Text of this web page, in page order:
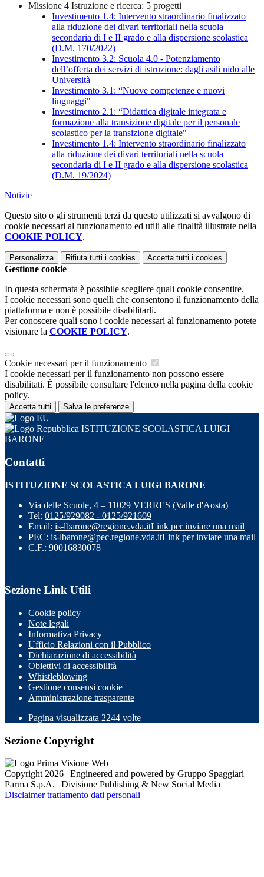
Missione 4 Istruzione e ricerca: 5 progetti
Investimento 1.4: Intervento straordinario finalizzato
alla riduzione dei divari territoriali nella scuola
secondaria di I e II grado e alla dispersione scolastica
(D.M. 170/2022)
Investimento 3.2: Scuola 4.0 - Potenziamento
dell’offerta dei servizi di istruzione: dagli asili nido alle
Università
Investimento 3.1: “Nuove competenze e nuovi
linguaggi"
Investimento 2.1: “Didattica digitale integrata e
formazione alla transizione digitale per il personale
scolastico per la transizione digitale"
Investimento 1.4: Intervento straordinario finalizzato
alla riduzione dei divari territoriali nella scuola
secondaria di I e II grado e alla dispersione scolastica
(D.M. 19/2024)
Notizie
Questo sito o gli strumenti terzi da questo utilizzati si avvalgono di
cookie necessari al funzionamento ed utili alle finalità illustrate nella
COOKIE POLICY.
Personalizza Rifiuta tutti i cookies Accetta tutti i cookies
Gestione cookie
In questa schermata è possibile scegliere quali cookie consentire.
I cookie necessari sono quelli che consentono il funzionamento della
piattaforma e non è possibile disabilitarli.
Per conoscere quali sono i cookie necessari al funzionamento potete
visionare la COOKIE POLICY.
Cookie necessari per il funzionamento
I cookie necessari per il funzionamento non possono essere
disabilitati. È possibile consultare l'elenco nella pagina della cookie
policy.
Accetta tutti Salva le preferenze
ISTITUZIONE SCOLASTICA LUIGI
BARONE
Contatti
ISTITUZIONE SCOLASTICA LUIGI BARONE
Via delle Scuole, 4 – 11029 VERRES (Valle d'Aosta)
Tel: 0125/929082 - 0125/921609
Email: is-lbarone@regione.vda.itLink per inviare una mail
PEC: is-lbarone@pec.regione.vda.itLink per inviare una mail
C.F.: 90016830078
Sezione Link Utili
Cookie policy
Note legali
Informativa Privacy
Ufficio Relazioni con il Pubblico
Dichiarazione di accessibilità
Obiettivi di accessibilità
Whistleblowing
Gestione consensi cookie
Amministrazione trasparente
Pagina visualizzata 2244 volte
Sezione Copyright
Copyright 2026 | Engineered and powered by Gruppo Spaggiari
Parma S.p.A. | Divisione Publishing & New Social Media
Disclaimer trattamento dati personali